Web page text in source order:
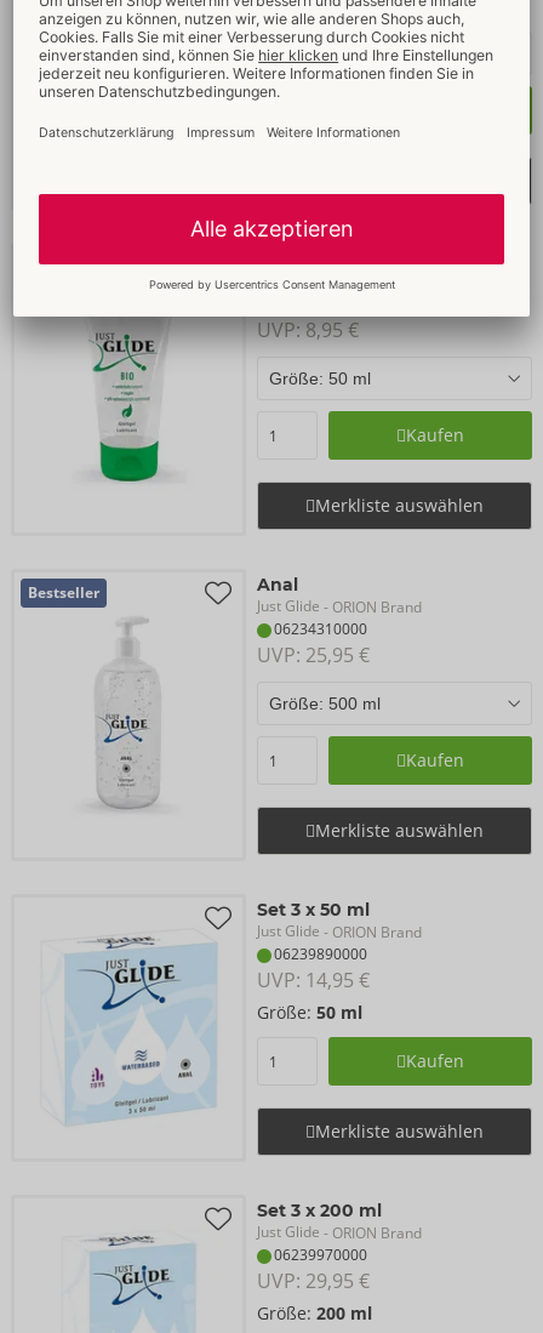
Bestseller Bio
Just Glide- ORION Brand
UVP: 8,95 €
Kaufen
Merkliste auswählen
Bestseller Anal
Just Glide - ORION Brand
06234310000
UVP: 25,95 €
Kaufen
Merkliste auswählen
Set 3 x 50 ml
Just Glide - ORION Brand
06239890000
UVP: 14,95 €
Größe: 50 ml
Kaufen
Merkliste auswählen
Set 3 x 200 ml
Just Glide - ORION Brand
06239970000
UVP: 29,95 €
Größe: 200 ml